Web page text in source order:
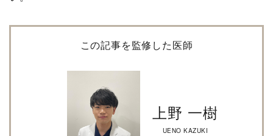
この記事を監修した医師
上野 一樹
UENO KAZUKI